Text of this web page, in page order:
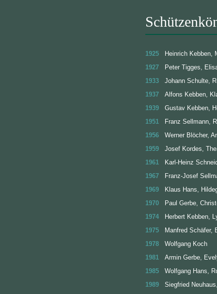
1925
Heinrich Kebben,
1927
Peter Tigges,
1933
Johann Schulte,
1937
Alfons Kebben,
1939
Gustav Kebben,
1951
Franz Sellmann,
1956
Werner Blöcher,
1959
Josef Kordes,
1961
Karl-Heinz
1967
Franz-Josef
1969
Klaus Hans,
1970
Paul Gerbe,
1974
Herbert Kebben,
1975
Manfred Schäfer,
1978
Wolfgang Koch
1981
Armin Gerbe,
1985
Wolfgang Hans,
1989
Siegfried